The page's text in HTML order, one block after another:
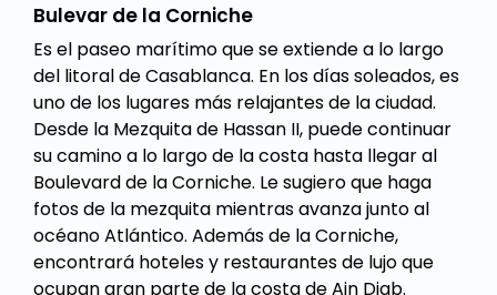
Bulevar de la Corniche
Es el paseo marítimo que se extiende a lo largo
del litoral de Casablanca. En los días soleados, es
uno de los lugares más relajantes de la ciudad.
Desde la Mezquita de Hassan II, puede continuar
su camino a lo largo de la costa hasta llegar al
Boulevard de la Corniche. Le sugiero que haga
fotos de la mezquita mientras avanza junto al
océano Atlántico. Además de la Corniche,
encontrará hoteles y restaurantes de lujo que
ocupan gran parte de la costa de Ain Diab.